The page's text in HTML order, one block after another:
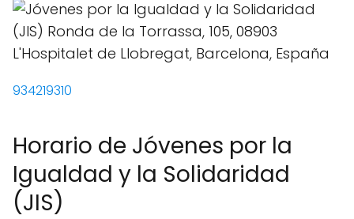
934219310
Horario de Jóvenes por la
Igualdad y la Solidaridad
(JIS)